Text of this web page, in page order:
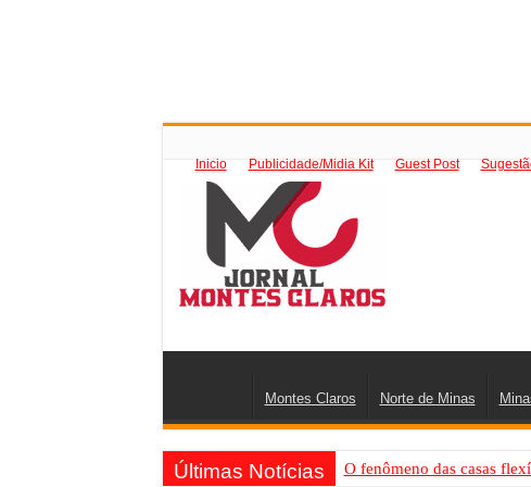
Inicio Publicidade/Midia Kit Guest Post
Montes Claros Norte de Minas
Últimas Notícias O fenômeno das casas